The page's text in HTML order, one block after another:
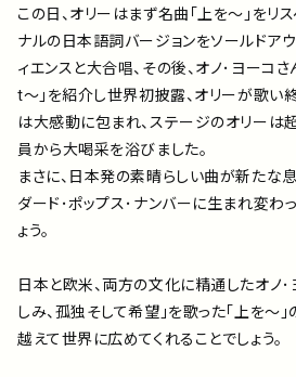
この日、オリーはまず名曲｢上を～｣をリ
ナルの日本語詞バージョンをソールドア
ィエンスと大合唱、その後、オノ･ヨーコ
t～｣を紹介し世界初披露、オリーが歌い
は大感動に包まれ、ステージのオリーは
員から大喝采を浴びました。
まさに、日本発の素晴らしい曲が新たな
ダード･ポップス･ナンバーに生まれ変わ
ょう。
日本と欧米、両方の文化に精通したオノ
しみ、孤独そして希望｣を歌った｢上を～
越えて世界に広めてくれることでしょう。